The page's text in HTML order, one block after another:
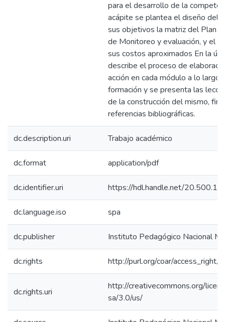
para el desarrollo de la
acápite se plantea el diseño del
sus objetivos la matriz del Plan
de Monitoreo y evaluación, y el
sus costos aproximados En la
describe el proceso de
acción en cada módulo a lo largo
formación y se presenta las
de la construcción del mismo,
referencias bibliográficas.
dc.description.uri Trabajo académico
dc.format application/pdf
dc.identifier.uri https://hdl.handle.net/
dc.language.iso spa
dc.publisher Instituto Pedagógico Nacional
dc.rights http://purl.org/coar/access_right/
dc.rights.uri
http://creativecommons.org/
sa/3.0/us/